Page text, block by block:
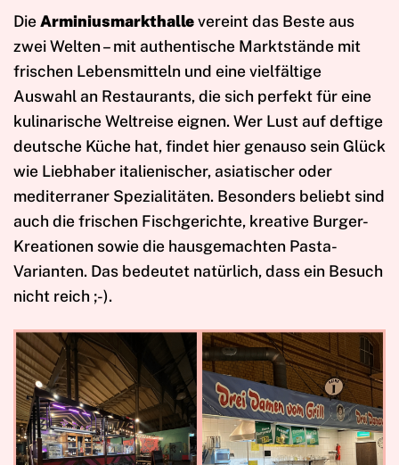
DieArminiusmarkthallevereint das Beste aus
zwei Welten – mit authentische Marktstände mit
frischen Lebensmitteln und eine vielfältige
Auswahl an Restaurants, die sich perfekt für eine
kulinarische Weltreise eignen. Wer Lust auf deftige
deutsche Küche hat, findet hier genauso sein Glück
wie Liebhaber italienischer, asiatischer oder
mediterraner Spezialitäten. Besonders beliebt sind
auch die frischen Fischgerichte, kreative Burger-
Kreationen sowie die hausgemachten Pasta-
Varianten. Das bedeutet natürlich, dass ein Besuch
nicht reich ;-).